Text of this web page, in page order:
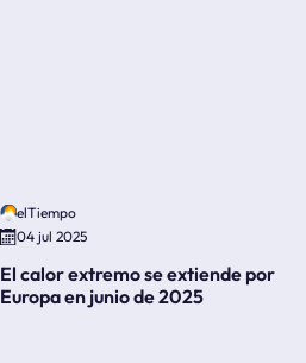
elTiempo
04 jul 2025
El calor extremo se extiende por
Europa en junio de 2025